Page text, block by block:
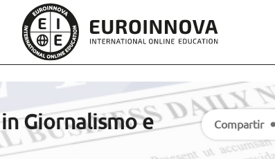
in Giornalismo e
Compartir